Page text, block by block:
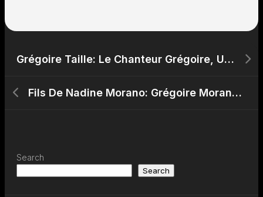
Grégoire Taille: Le Chanteur Grégoire, Une Voix Majestueuse au-delà de sa Taille
Fils De Nadine Morano: Grégoire Morano, Un Acteur et Entrepreneur en Plein Essor malgré les Controverses
Search
Search